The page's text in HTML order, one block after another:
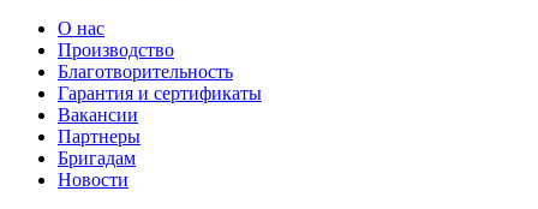
О нас
Производство
Благотворительность
Гарантия и сертификаты
Вакансии
Партнеры
Бригадам
Новости